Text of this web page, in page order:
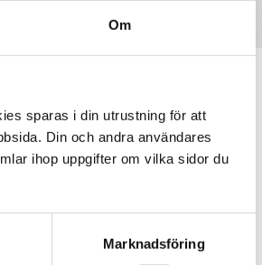
Om
sparas i din utrustning för att
Din och andra användares
ihop uppgifter om vilka sidor du
Marknadsföring